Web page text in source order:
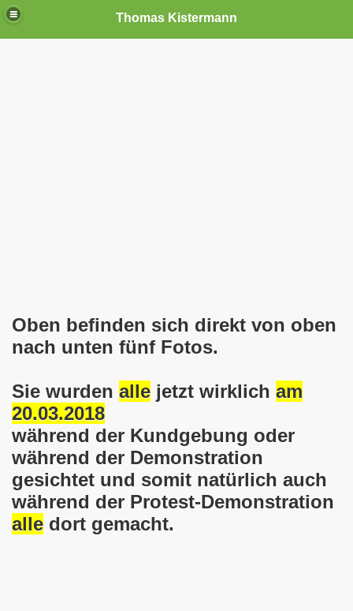
Thomas Kistermann
Oben befinden sich direkt von oben
nach unten fünf Fotos.
Sie wurden alle jetzt wirklich am
20.03.2018
während der Kundgebung oder
während der Demonstration
gesichtet und somit natürlich auch
während der Protest-Demonstration
alle dort gemacht.
Bewegung steht mit voller Solidarität hinter Thomas
solidarisch mit Thomas Kistermann
Bewegung steht solidarisch am 17.07.2017 hinter
Emmerich, stellvertretender Bürgermeister von
Bewegung am 08.06.2026 hat stattgefunden am
Kathi“ am 11.05.2026 während der Kundgebung in
am 09.03.2026 verurteilt Nahostkrieg und